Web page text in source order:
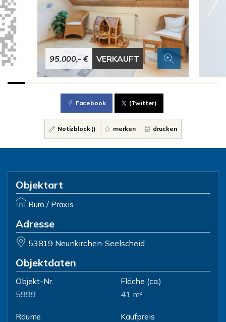
95.000,- € VERKAUFT
Facebook (Twitter)
Notizblock () merken drucken
Objektart
Büro / Praxis
Adresse
53819 Neunkirchen-Seelscheid
Objektdaten
Objekt-Nr.
5999
Fläche (ca.)
41 m²
Räume
Kaufpreis